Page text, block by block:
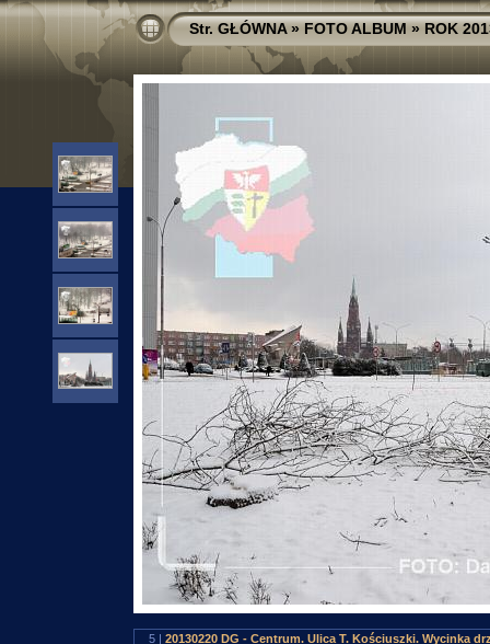
Str. GŁÓWNA»FOTO ALBUM»ROK
5 | 20130220 DG - Centrum. Ulica T. Kościuszki. Wycinka